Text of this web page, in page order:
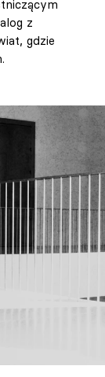
z
gdzie